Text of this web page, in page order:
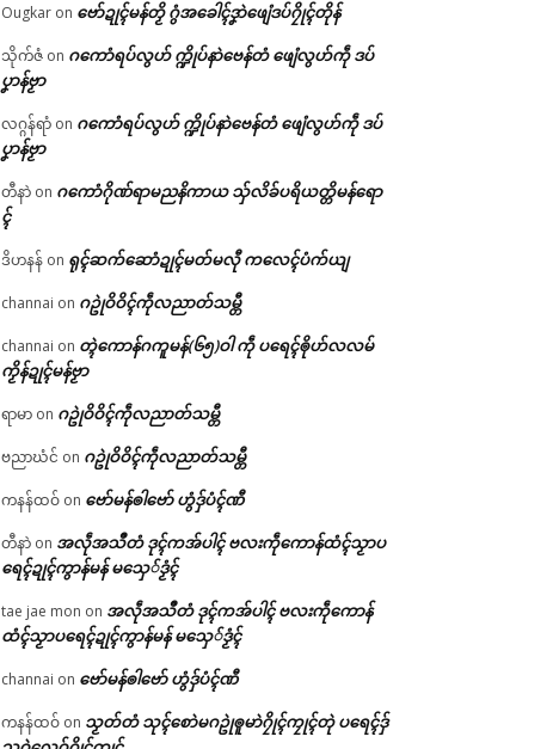
Ougkar on ဗော်ဍုၚ်မန်တၟိ ဂွံအခေါၚ်ဒၞာဲဖျေံဒပ်ဂၠိုၚ်တိုန်
သိုက်ဇံ on ဂကောံရပ်လွဟ် က္ဍိုပ်နာဲဗေန်တံ ဖျေံလွဟ်ကဵု ဒပ်
ပၞာန်ဗၟာ
လဂ္ဂန်ရာံ on ဂကောံရပ်လွဟ် က္ဍိုပ်နာဲဗေန်တံ ဖျေံလွဟ်ကဵု ဒပ်
ပၞာန်ဗၟာ
တီနာဲ on ဂကောံဂိုဏ်ရာမညနိကာယ သှ်လိခ်ပရိယတ္တိမန်ရော
ၚ်
ဒိဟနန် on ရုၚ်ဆက်ဆောံဍုၚ်မတ်မလီု ကလေၚ်ပံက်ယျ
channai on ဂဥုဲဝိဝိၚ်ကဵုလညာတ်သမ္တီ
channai on တ္ၚဲကောန်ဂကူမန်(၆၅)ဝါ ကဵု ပရေၚ်ၜိုဟ်လလမ်
ကၟိန်ဍုၚ်မန်ဗၟာ
ရာမာ on ဂဥုဲဝိဝိၚ်ကဵုလညာတ်သမ္တီ
ဗညာဃံင် on ဂဥုဲဝိဝိၚ်ကဵုလညာတ်သမ္တီ
ကနန်ထဝ် on ဗော်မန်ၜါဗော် ဟွံဒှ်ပံၚ်ဏီ
တီနာဲ on အလဵုအသဳတံ ဒုၚ်ကအ်ပါၚ် ဗလးကဵုကောန်ထံၚ်သၟာပ
ရေၚ်ဍုၚ်ကွာန်မန် မသှေ်ဒၟံၚ်
tae jae mon on အလဵုအသဳတံ ဒုၚ်ကအ်ပါၚ် ဗလးကဵုကောန်
ထံၚ်သၟာပရေၚ်ဍုၚ်ကွာန်မန် မသှေ်ဒၟံၚ်
channai on ဗော်မန်ၜါဗော် ဟွံဒှ်ပံၚ်ဏီ
ကနန်ထဝ် on သၟတ်တံ သုၚ်စောဲမဂဥုဲၜူမာဲဂၠိုၚ်ကၠုၚ်တုဲ ပရေၚ်ဒှ်